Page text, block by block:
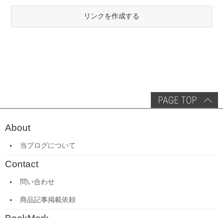
リンクを作成する
About
当ブログについて
Contact
問い合わせ
商品記事掲載依頼